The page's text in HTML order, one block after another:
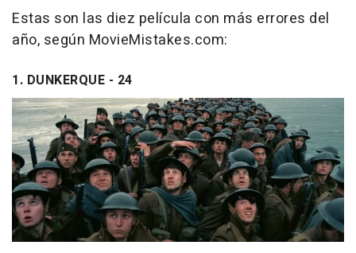
Estas son las diez película con más errores del
año, según MovieMistakes.com:
1. DUNKERQUE - 24